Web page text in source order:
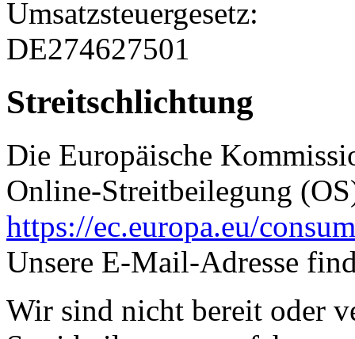
Umsatzsteuergesetz:
DE274627501
Streitschlichtung
Die Europäische
Online-Streitbeilegung
https://ec.europa.eu/
Unsere E-Mail-Adresse
Wir sind nicht bereit oder